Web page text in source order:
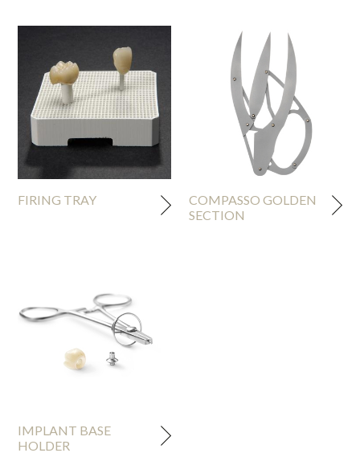
FIRING TRAY
COMPASSO GOLDEN
SECTION
IMPLANT BASE
HOLDER